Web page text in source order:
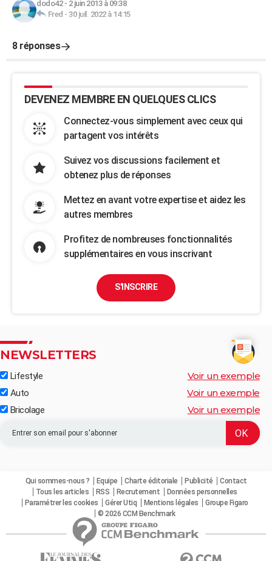
dodo42- 2 juin 2013 à 09:38
Fred - 30 juil. 2022 à 14:15
8 réponses
DEVENEZ MEMBRE EN QUELQUES CLICS
Connectez-vous simplement avec ceux qui
partagent vos intérêts
Suivez vos discussions facilement et
obtenez plus de réponses
Mettez en avant votre expertise et aidez les
autres membres
Profitez de nombreuses fonctionnalités
supplémentaires en vous inscrivant
S'INSCRIRE
NEWSLETTERS
Lifestyle Voir un exemple
Auto Voir un exemple
Bricolage Voir un exemple
Qui sommes-nous ? Equipe Charte éditoriale Publicité
Contact
Tous les articles
RSS Recrutement
Données personnelles
Paramétrer les cookies
Gérer Utiq Mentions légales
Groupe Figaro
© 2026 CCM Benchmark